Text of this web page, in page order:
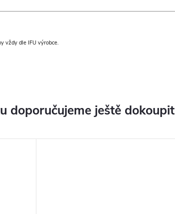
vždy dle IFU výrobce.
doporučujeme ještě dokoupit